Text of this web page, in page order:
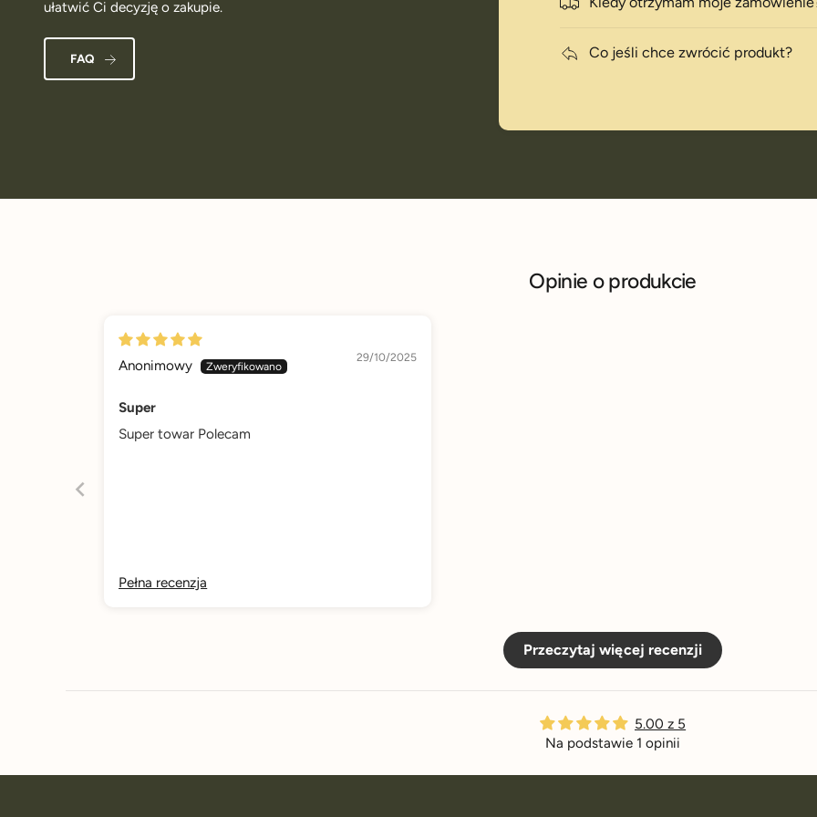
ułatwić Ci decyzję o zakupie.
FAQ Co jeśli chce zwrócić produkt?
Opinie o produkcie
29/10/2025
Anonimowy
Super
Super towar Polecam
Pełna recenzja
Przeczytaj więcej recenzji
5.00 z 5
Na podstawie 1 opinii